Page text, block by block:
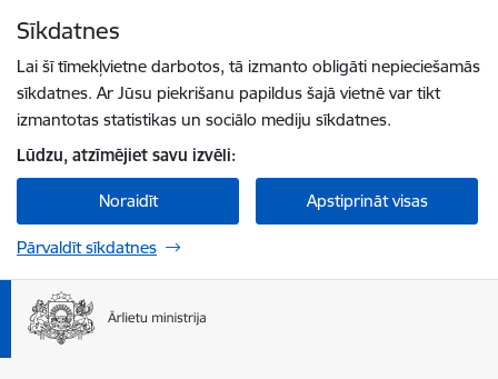
Sīkdatnes
Lai šī tīmekļvietne darbotos, tā izmanto obligāti nepieciešamās
sīkdatnes. Ar Jūsu piekrišanu papildus šajā vietnē var tikt
izmantotas statistikas un sociālo mediju sīkdatnes.
Lūdzu, atzīmējiet savu izvēli:
Noraidīt Apstiprināt visas
Pārvaldīt sīkdatnes